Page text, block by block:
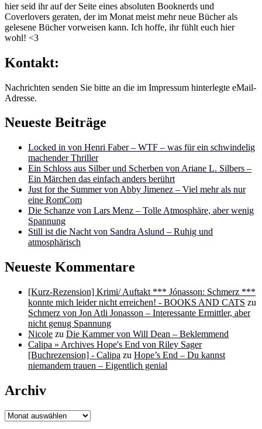
hier seid ihr auf der Seite eines absoluten Booknerds und
Coverlovers geraten, der im Monat meist mehr neue Bücher als
gelesene Bücher vorweisen kann. Ich hoffe, ihr fühlt euch hier
wohl! <3
Kontakt:
Nachrichten senden Sie bitte an die im Impressum hinterlegte eMail-
Adresse.
Neueste Beiträge
Locked in von Henri Faber – WTF – was für ein schwindelig
machender Thriller
Ein Schloss aus Silber und Scherben von Ariane L. Silbers –
Ein Märchen das einfach anders berührt
Just for the Summer von Abby Jimenez – Viel mehr als nur
eine RomCom
Die Schanze von Lars Menz – Tolle Atmosphäre, aber wenig
Spannung
Still ist die Nacht von Sandra Aslund – Ruhig und
atmosphärisch
Neueste Kommentare
[Kurz-Rezension] Krimi/ Auftakt *** Jónasson: Schmerz ***
konnte mich leider nicht erreichen! - BOOKS AND CATS zu
Schmerz von Jon Atli Jonasson – Interessante Ermittler, aber
nicht genug Spannung
Nicole zu Die Kammer von Will Dean – Beklemmend
Calipa » Archives Hope's End von Riley Sager
[Buchrezension] - Calipa zu Hope’s End – Du kannst
niemandem trauen – Eigentlich genial
Archiv
Archiv